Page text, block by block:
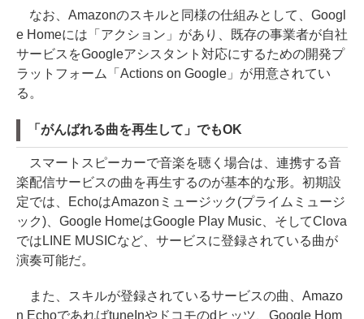
なお、Amazonのスキルと同様の仕組みとして、Googl
e Homeには「アクション」があり、既存の事業者が自社
サービスをGoogleアシスタント対応にするための開発プ
ラットフォーム「Actions on Google」が用意されてい
る。
「がんばれる曲を再生して」でもOK
スマートスピーカーで音楽を聴く場合は、連携する音
楽配信サービスの曲を再生するのが基本的な形。初期設
定では、EchoはAmazonミュージック(プライムミュージ
ック)、Google HomeはGoogle Play Music、そしてClova
ではLINE MUSICなど、サービスに登録されている曲が
演奏可能だ。
また、スキルが登録されているサービスの曲、Amazo
n EchoであればtuneInやドコモのdヒッツ、Google Hom